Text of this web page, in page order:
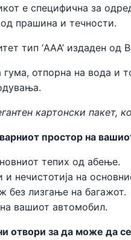
е специфична за
прашина и течности.
тип ‘AAA’ издаден од
отпорна на вода и
картонски пакет,
простор на
тепих од абење.
нечистотија на
без лизгање на багажот.
вашиот автомобил.
отвори за да може да